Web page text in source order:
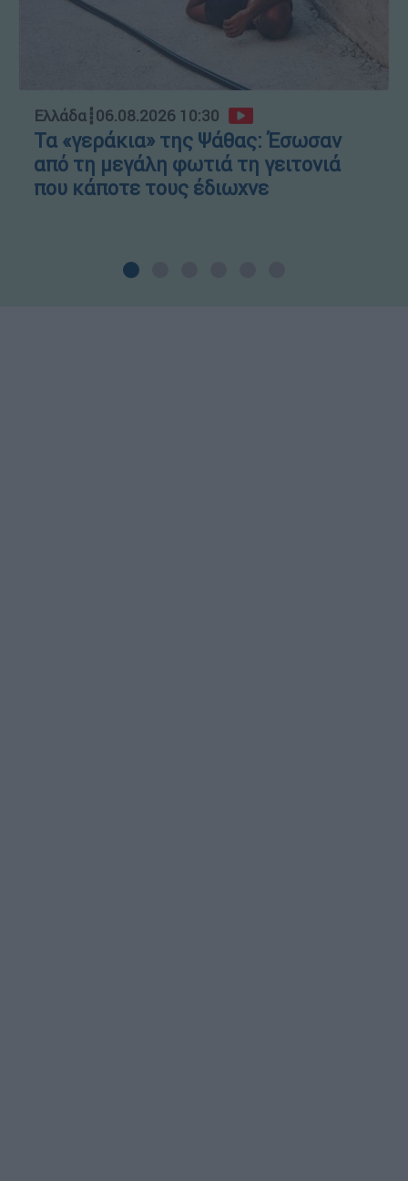
Ελλάδα┋06.08.2026 10:30
Τα «γεράκια» της Ψάθας: Έσωσαν
από τη μεγάλη φωτιά τη γειτονιά
που κάποτε τους έδιωχνε